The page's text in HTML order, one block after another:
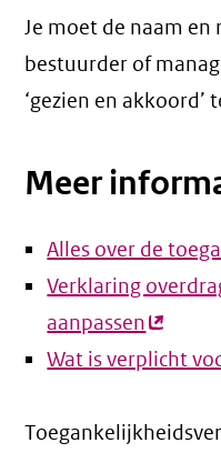
Je moet de naam
bestuurder of
‘gezien en akkoord’
Meer
Alles over de
Verklaring
aanpassen(externe
link)
Wat is verplicht